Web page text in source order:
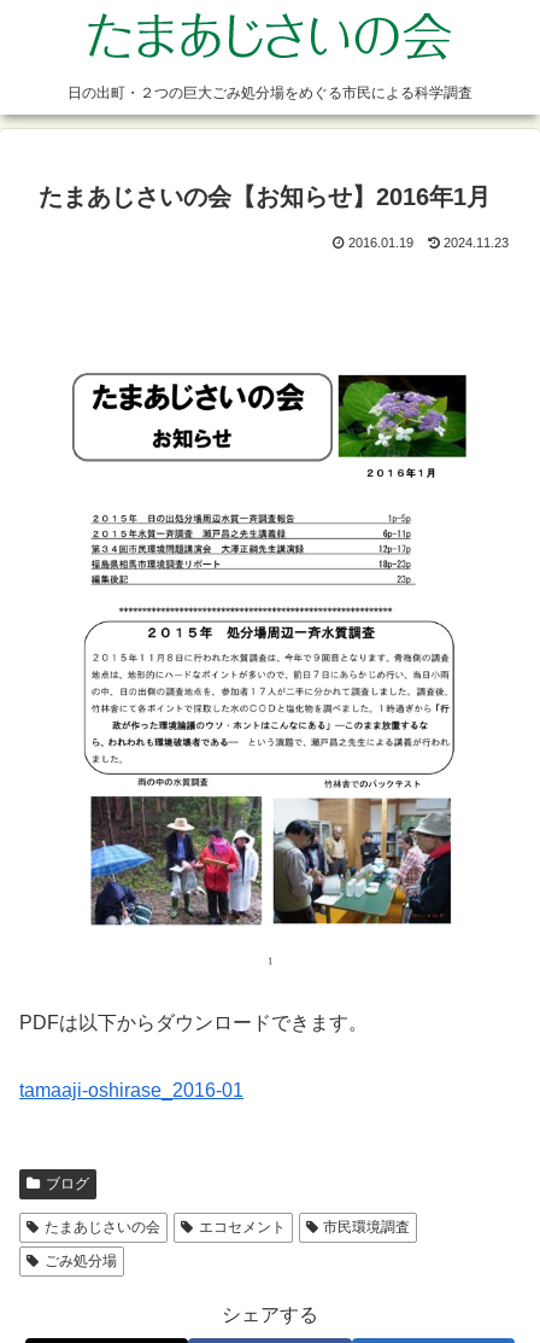
日の出町・２つの巨大ごみ処分場をめぐる市民による科学調査
たまあじさいの会【お知らせ】2016年1月
2016.01.19 2024.11.23
PDFは以下からダウンロードできます。
tamaaji-oshirase_2016-01
ブログ
たまあじさいの会 エコセメント
市民環境調査
ごみ処分場
シェアする